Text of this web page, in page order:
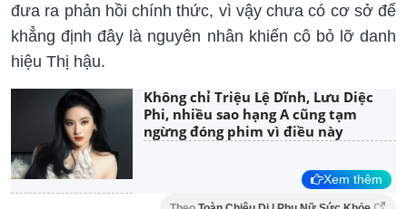
đưa ra phản hồi chính thức, vì vậy chưa có cơ sở để
khẳng định đây là nguyên nhân khiến cô bỏ lỡ danh
hiệu Thị hậu.
Không chỉ Triệu Lệ Dĩnh, Lưu Diệc
Phi, nhiều sao hạng A cũng tạm
ngừng đóng phim vì điều này
Xem thêm